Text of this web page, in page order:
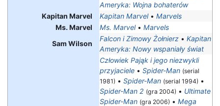
Ameryka: Wojna bohaterów
Kapitan Marvel
Kapitan Marvel• Marvels
Ms. Marvel
Ms. Marvel• Marvels
Sam Wilson
Falcon i Zimowy Żołnierz • Kapitan
Ameryka: Nowy wspaniały świat
Człowiek Pająk i jego niezwykli
przyjaciele • Spider-Man (serial
1981) • Spider-Man (serial 1994) •
Spider-Man 2 (gra 2004) • Ultimate
Spider-Man (gra 2006) • Mega